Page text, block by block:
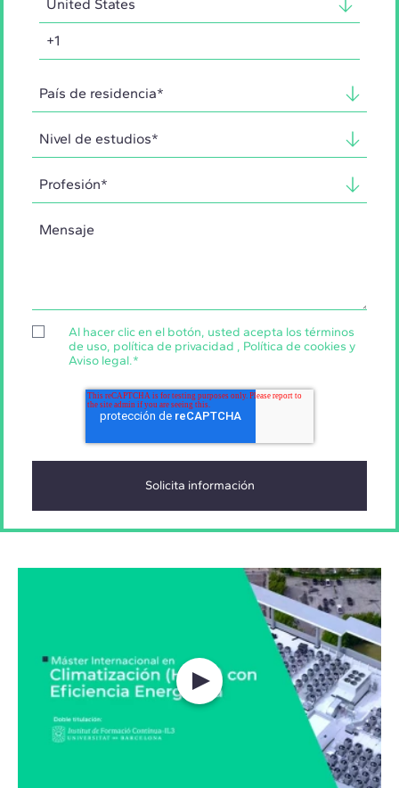
Al hacer clic en el botón, usted acepta los términos
de uso, política de privacidad , Política de cookies y
Aviso legal.*